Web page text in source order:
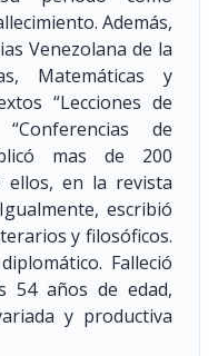
Además,
Venezolana de la
Matemáticas y
“Lecciones de
de
mas de 200
ellos, en la revista
escribió
y filosóficos.
Falleció
54 años de edad,
y productiva